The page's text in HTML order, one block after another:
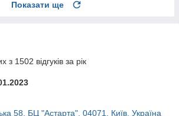
Показати ще
з 1502 відгуків за рік
58, БЦ "Астарта", 04071, Київ, Україна